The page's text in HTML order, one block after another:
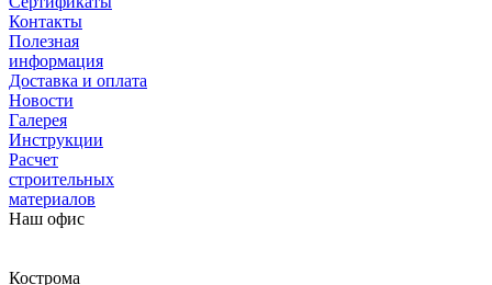
Контакты
Полезная
информация
Доставка и оплата
Новости
Галерея
Инструкции
Расчет
строительных
материалов
Наш офис
Кострома